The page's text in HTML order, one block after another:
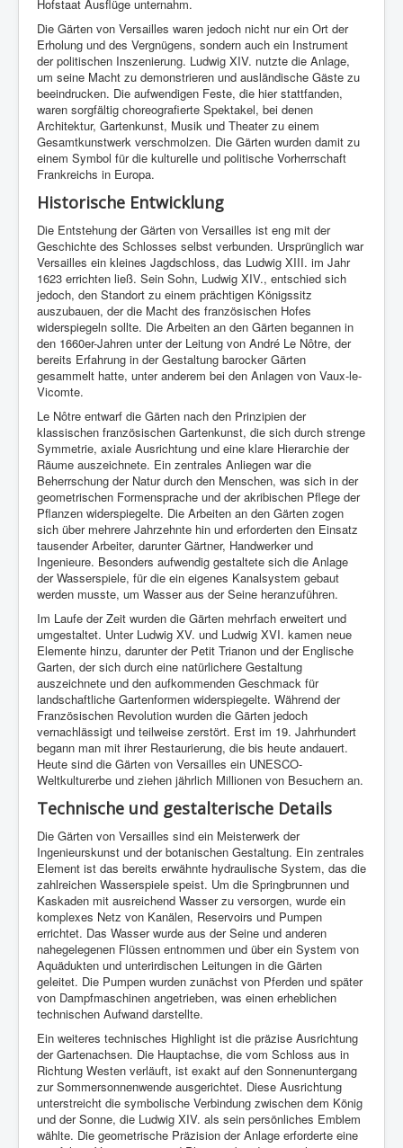
Hofstaat Ausflüge unternahm.
Die Gärten von Versailles waren jedoch nicht nur ein Ort der
Erholung und des Vergnügens, sondern auch ein Instrument
der politischen Inszenierung. Ludwig XIV. nutzte die Anlage,
um seine Macht zu demonstrieren und ausländische Gäste zu
beeindrucken. Die aufwendigen Feste, die hier stattfanden,
waren sorgfältig choreografierte Spektakel, bei denen
Architektur, Gartenkunst, Musik und Theater zu einem
Gesamtkunstwerk verschmolzen. Die Gärten wurden damit zu
einem Symbol für die kulturelle und politische Vorherrschaft
Frankreichs in Europa.
Historische Entwicklung
Die Entstehung der Gärten von Versailles ist eng mit der
Geschichte des Schlosses selbst verbunden. Ursprünglich war
Versailles ein kleines Jagdschloss, das Ludwig XIII. im Jahr
1623 errichten ließ. Sein Sohn, Ludwig XIV., entschied sich
jedoch, den Standort zu einem prächtigen Königssitz
auszubauen, der die Macht des französischen Hofes
widerspiegeln sollte. Die Arbeiten an den Gärten begannen in
den 1660er-Jahren unter der Leitung von André Le Nôtre, der
bereits Erfahrung in der Gestaltung barocker Gärten
gesammelt hatte, unter anderem bei den Anlagen von Vaux-le-
Vicomte.
Le Nôtre entwarf die Gärten nach den Prinzipien der
klassischen französischen Gartenkunst, die sich durch strenge
Symmetrie, axiale Ausrichtung und eine klare Hierarchie der
Räume auszeichnete. Ein zentrales Anliegen war die
Beherrschung der Natur durch den Menschen, was sich in der
geometrischen Formensprache und der akribischen Pflege der
Pflanzen widerspiegelte. Die Arbeiten an den Gärten zogen
sich über mehrere Jahrzehnte hin und erforderten den Einsatz
tausender Arbeiter, darunter Gärtner, Handwerker und
Ingenieure. Besonders aufwendig gestaltete sich die Anlage
der Wasserspiele, für die ein eigenes Kanalsystem gebaut
werden musste, um Wasser aus der Seine heranzuführen.
Im Laufe der Zeit wurden die Gärten mehrfach erweitert und
umgestaltet. Unter Ludwig XV. und Ludwig XVI. kamen neue
Elemente hinzu, darunter der Petit Trianon und der Englische
Garten, der sich durch eine natürlichere Gestaltung
auszeichnete und den aufkommenden Geschmack für
landschaftliche Gartenformen widerspiegelte. Während der
Französischen Revolution wurden die Gärten jedoch
vernachlässigt und teilweise zerstört. Erst im 19. Jahrhundert
begann man mit ihrer Restaurierung, die bis heute andauert.
Heute sind die Gärten von Versailles ein UNESCO-
Weltkulturerbe und ziehen jährlich Millionen von Besuchern an.
Technische und gestalterische Details
Die Gärten von Versailles sind ein Meisterwerk der
Ingenieurskunst und der botanischen Gestaltung. Ein zentrales
Element ist das bereits erwähnte hydraulische System, das die
zahlreichen Wasserspiele speist. Um die Springbrunnen und
Kaskaden mit ausreichend Wasser zu versorgen, wurde ein
komplexes Netz von Kanälen, Reservoirs und Pumpen
errichtet. Das Wasser wurde aus der Seine und anderen
nahegelegenen Flüssen entnommen und über ein System von
Aquädukten und unterirdischen Leitungen in die Gärten
geleitet. Die Pumpen wurden zunächst von Pferden und später
von Dampfmaschinen angetrieben, was einen erheblichen
technischen Aufwand darstellte.
Ein weiteres technisches Highlight ist die präzise Ausrichtung
der Gartenachsen. Die Hauptachse, die vom Schloss aus in
Richtung Westen verläuft, ist exakt auf den Sonnenuntergang
zur Sommersonnenwende ausgerichtet. Diese Ausrichtung
unterstreicht die symbolische Verbindung zwischen dem König
und der Sonne, die Ludwig XIV. als sein persönliches Emblem
wählte. Die geometrische Präzision der Anlage erforderte eine